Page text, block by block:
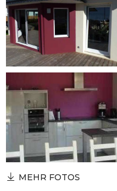
MEHR FOTOS